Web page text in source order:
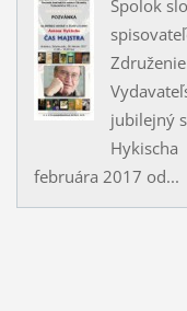
Spolok
jubilejný
Hykischa
februára 2017 od...